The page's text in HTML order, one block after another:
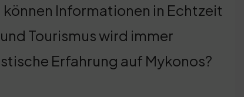
Informationen in Echtzeit
Tourismus wird immer
Erfahrung auf Mykonos?